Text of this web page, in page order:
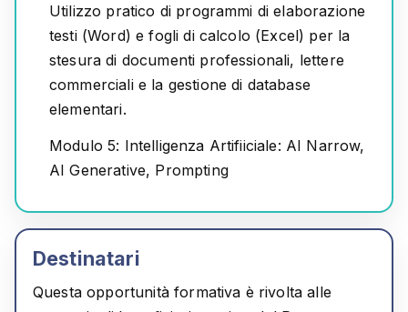
Utilizzo pratico di programmi di elaborazione
testi (Word) e fogli di calcolo (Excel) per la
stesura di documenti professionali, lettere
commerciali e la gestione di database
elementari.
Modulo 5: Intelligenza Artifiiciale: AI Narrow,
AI Generative, Prompting
Destinatari
Questa opportunità formativa è rivolta alle